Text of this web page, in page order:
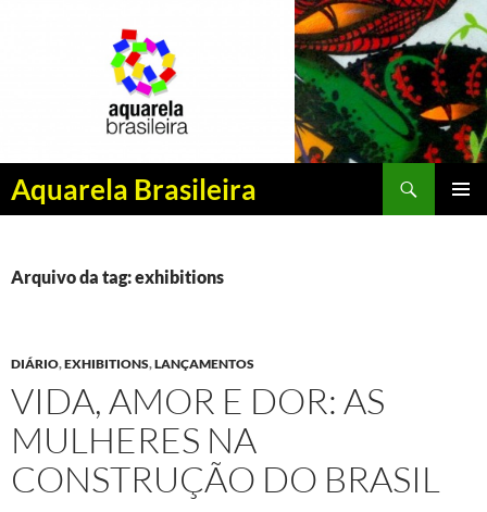
Aquarela Brasileira
Pesquisar
PULAR
CONTEÚDO
Arquivo da tag: exhibitions
DIÁRIO,EXHIBITIONS,LANÇAMENTOS
VIDA, AMOR E DOR: AS
MULHERES NA
CONSTRUÇÃO DO BRASIL